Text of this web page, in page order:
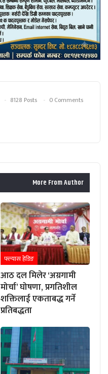
8128 Posts 0 Comments
More From Author
फ्ल्यास हेडिङ
आठ दल मिलेर ‘अग्रगामी
मोर्चा’ घोषणा, प्रगतिशील
शक्तिलाई एकताबद्ध गर्ने
प्रतिबद्धता